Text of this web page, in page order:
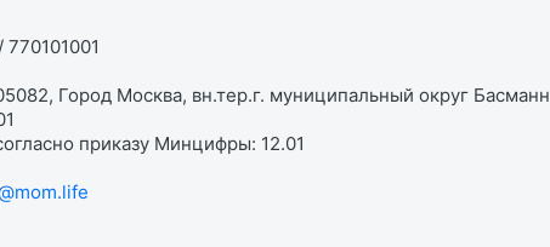
Город Москва, вн.тер.г. муниципальный округ
приказу Минцифры: 12.01